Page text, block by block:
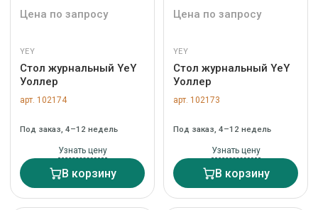
Цена по запросу
YEY
Стол журнальный YeY
Уоллер
арт. 102174
Под заказ, 4–12 недель
Узнать цену
В корзину
Цена по запросу
YEY
Стол журнальный YeY
Уоллер
арт. 102173
Под заказ, 4–12 недель
Узнать цену
В корзину